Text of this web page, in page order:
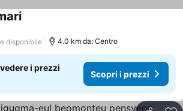
disponibile 4.0 km da: Centro
i prezzi
Scopri i prezzi